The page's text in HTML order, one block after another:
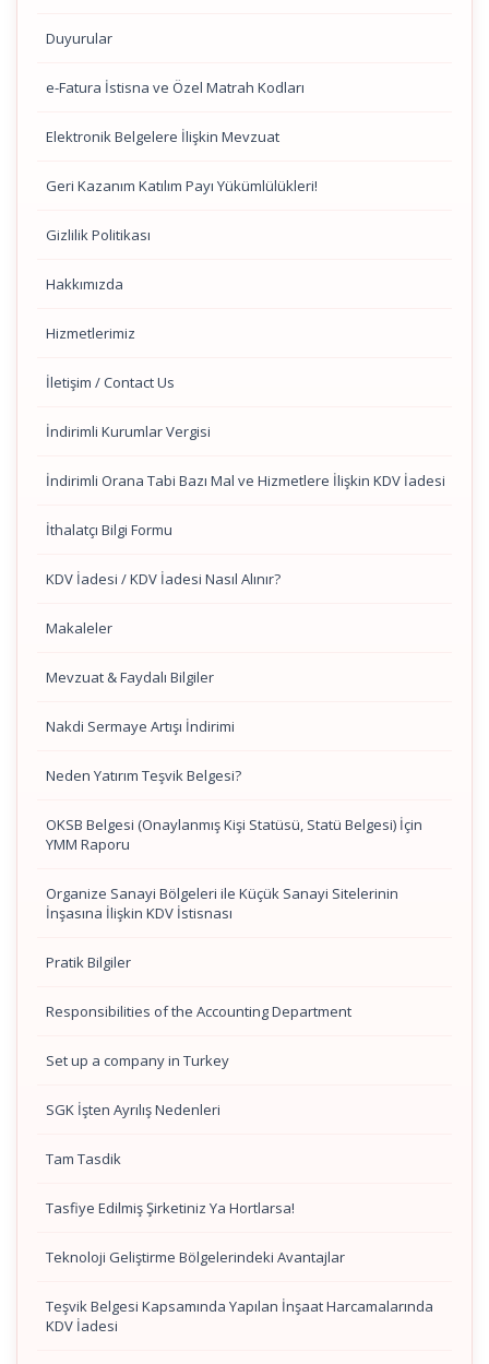
Duyurular
e-Fatura İstisna ve Özel Matrah Kodları
Elektronik Belgelere İlişkin Mevzuat
Geri Kazanım Katılım Payı Yükümlülükleri!
Gizlilik Politikası
Hakkımızda
Hizmetlerimiz
İletişim / Contact Us
İndirimli Kurumlar Vergisi
İndirimli Orana Tabi Bazı Mal ve Hizmetlere İlişkin KDV İadesi
İthalatçı Bilgi Formu
KDV İadesi / KDV İadesi Nasıl Alınır?
Makaleler
Mevzuat & Faydalı Bilgiler
Nakdi Sermaye Artışı İndirimi
Neden Yatırım Teşvik Belgesi?
OKSB Belgesi (Onaylanmış Kişi Statüsü, Statü Belgesi) İçin
YMM Raporu
Organize Sanayi Bölgeleri ile Küçük Sanayi Sitelerinin
İnşasına İlişkin KDV İstisnası
Pratik Bilgiler
Responsibilities of the Accounting Department
Set up a company in Turkey
SGK İşten Ayrılış Nedenleri
Tam Tasdik
Tasfiye Edilmiş Şirketiniz Ya Hortlarsa!
Teknoloji Geliştirme Bölgelerindeki Avantajlar
Teşvik Belgesi Kapsamında Yapılan İnşaat Harcamalarında
KDV İadesi